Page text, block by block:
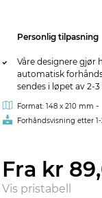
Personlig tilpasning
Våre designere gjør
automatisk
sendes i løpet av 2-
Format: 148 x 210 mm -
Forhåndsvisning etter
Fra kr
Vis pristabell